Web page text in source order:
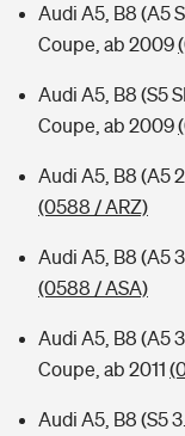
Audi A5, B8 (A5
Coupe, ab 2009
Audi A5, B8 (S5
Coupe, ab 2009
Audi A5, B8 (A5
(0588 / ARZ)
Audi A5, B8 (A5
(0588 / ASA)
Audi A5, B8 (A5
Coupe, ab 2011
Audi A5, B8 (S5